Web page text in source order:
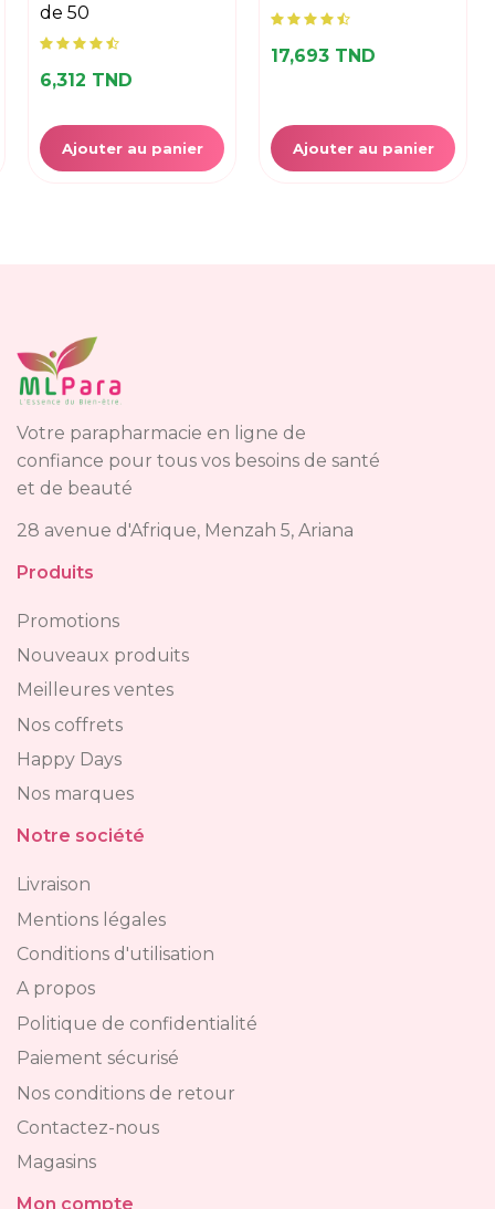
de 50
6,312 TND
Ajouter au panier
17,693 TND
Ajouter au panier
Votre parapharmacie en ligne de
confiance pour tous vos besoins de santé
et de beauté
28 avenue d'Afrique, Menzah 5, Ariana
Produits
Promotions
Nouveaux produits
Meilleures ventes
Nos coffrets
Happy Days
Nos marques
Notre société
Livraison
Mentions légales
Conditions d'utilisation
A propos
Politique de confidentialité
Paiement sécurisé
Nos conditions de retour
Contactez-nous
Magasins
Mon compte